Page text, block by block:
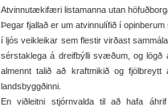
Atvinnutækifæri listamanna utan
Þegar fjallað er um atvinnulífið í
í ljós veikleikar sem flestir virðast
sérstaklega á dreifbýlli svæðum, og lögð
almennt talið að kraftmikið og
landsbyggðinni.
En viðleitni stjórnvalda til að hafa